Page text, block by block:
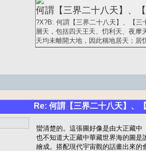
何謂【三界二十八天】、
?X?B: 何謂【三界二十八天】、【三
層天，包括四天王天、忉利天、夜摩
天均未離開大地，因此稱地居天；
Re: 何謂【三界二十八天】、
蠻清楚的。這張圖好像是由大正藏
也不知道大正藏中華藏世界海的圖
繪成。搭配現代宇宙觀的話畫出來